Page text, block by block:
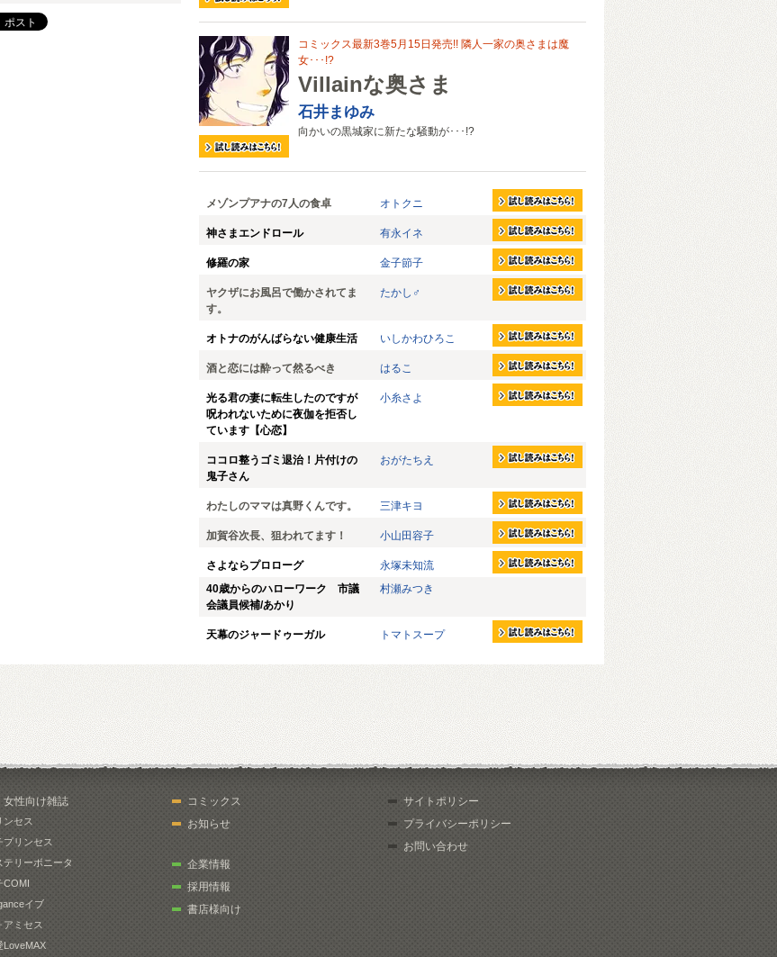
コミックス最新3巻5月15日発売!! 隣人一家の奥さまは魔
女･･･!?
Villainな奥さま
石井まゆみ
向かいの黒城家に新たな騒動が･･･!?
メゾンプアナの7人の食卓 オトクニ
神さまエンドロール 有永イネ
修羅の家 金子節子
ヤクザにお風呂で働かされてま
す。
たかし♂
オトナのがんばらない健康生活 いしかわひろこ
酒と恋には酔って然るべき はるこ
光る君の妻に転生したのですが
呪われないために夜伽を拒否し
ています【心恋】
小糸さよ
ココロ整うゴミ退治！片付けの
鬼子さん
おがたちえ
わたしのママは真野くんです。 三津キヨ
加賀谷次長、狙われてます！ 小山田容子
さよならプロローグ
永塚未知流
40歳からのハローワーク 市議
会議員候補/あかり
村瀬みつき
天幕のジャードゥーガル トマトスープ
女性向け雑誌
ンセス
プリンセス
テリーボニータ
COMI
イブ
アミセス
LoveMAX
コミックス
お知らせ
企業情報
採用情報
書店様向け
サイトポリシー
プライバシーポリシー
お問い合わせ